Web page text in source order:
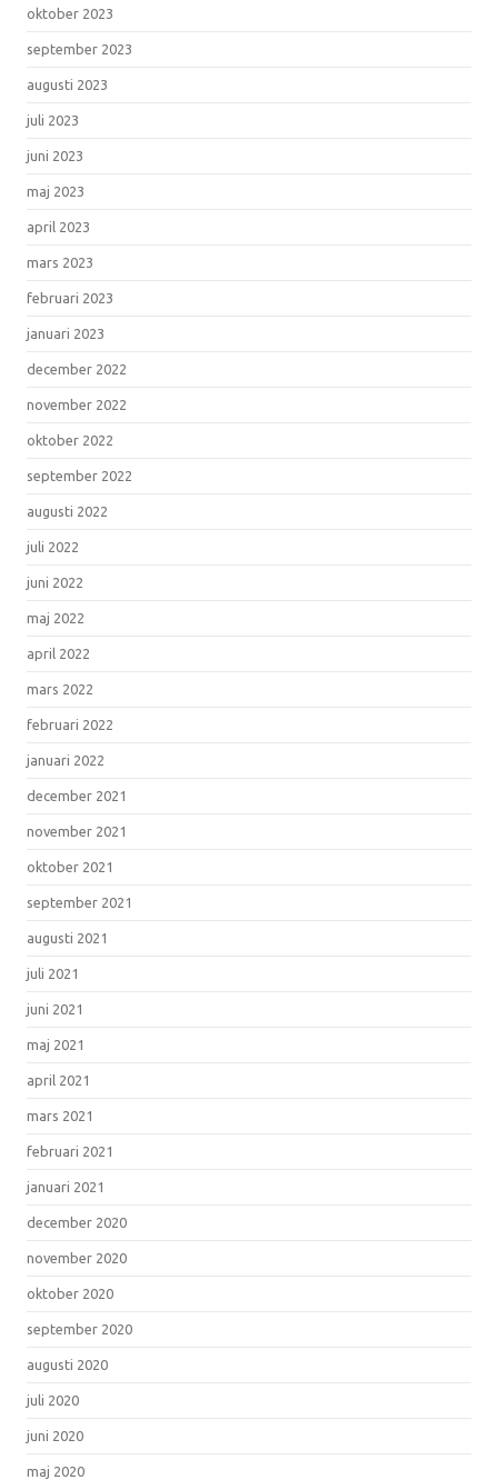
oktober 2023
september 2023
augusti 2023
juli 2023
juni 2023
maj 2023
april 2023
mars 2023
februari 2023
januari 2023
december 2022
november 2022
oktober 2022
september 2022
augusti 2022
juli 2022
juni 2022
maj 2022
april 2022
mars 2022
februari 2022
januari 2022
december 2021
november 2021
oktober 2021
september 2021
augusti 2021
juli 2021
juni 2021
maj 2021
april 2021
mars 2021
februari 2021
januari 2021
december 2020
november 2020
oktober 2020
september 2020
augusti 2020
juli 2020
juni 2020
maj 2020